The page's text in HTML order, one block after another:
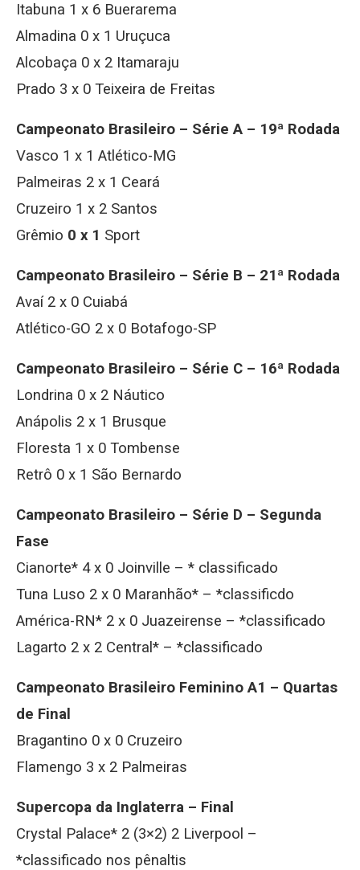
Itabuna 1 x 6 Buerarema
Almadina 0 x 1 Uruçuca
Alcobaça 0 x 2 Itamaraju
Prado 3 x 0 Teixeira de Freitas
Campeonato Brasileiro – Série A – 19ª Rodada
Vasco 1 x 1 Atlético-MG
Palmeiras 2 x 1 Ceará
Cruzeiro 1 x 2 Santos
Grêmio 0 x 1 Sport
Campeonato Brasileiro – Série B – 21ª Rodada
Avaí 2 x 0 Cuiabá
Atlético-GO 2 x 0 Botafogo-SP
Campeonato Brasileiro – Série C – 16ª Rodada
Londrina 0 x 2 Náutico
Anápolis 2 x 1 Brusque
Floresta 1 x 0 Tombense
Retrô 0 x 1 São Bernardo
Campeonato Brasileiro – Série D – Segunda
Fase
Cianorte* 4 x 0 Joinville – * classificado
Tuna Luso 2 x 0 Maranhão* – *classificdo
América-RN* 2 x 0 Juazeirense – *classificado
Lagarto 2 x 2 Central* – *classificado
Campeonato Brasileiro Feminino A1 – Quartas
de Final
Bragantino 0 x 0 Cruzeiro
Flamengo 3 x 2 Palmeiras
Supercopa da Inglaterra – Final
Crystal Palace* 2 (3×2) 2 Liverpool –
*classificado nos pênaltis